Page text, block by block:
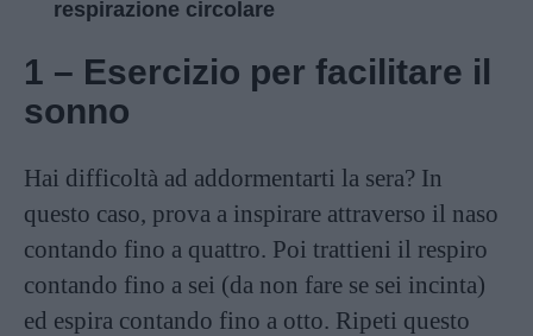
respirazione circolare
1 – Esercizio per facilitare il
sonno
Hai difficoltà ad addormentarti la sera? In
questo caso, prova a inspirare attraverso il naso
contando fino a quattro. Poi trattieni il respiro
contando fino a sei (da non fare se sei incinta)
ed espira contando fino a otto. Ripeti questo